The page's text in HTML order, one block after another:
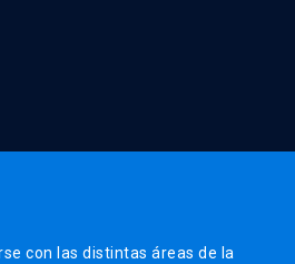
con las distintas áreas de la